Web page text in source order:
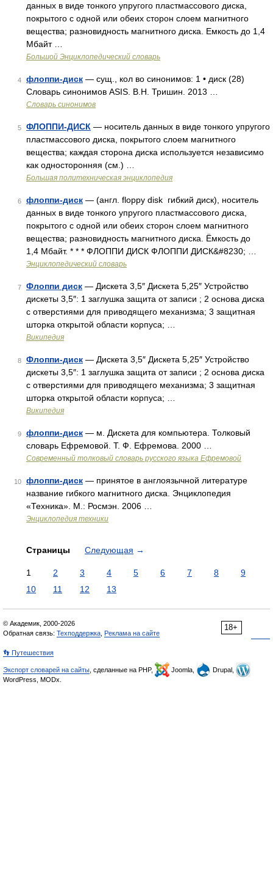
данных в виде тонкого упругого пластмассового диска,
покрытого с одной или обеих сторон слоем магнитного
вещества; разновидность магнитного диска. Емкость до 1,4
Мбайт …
Большой Энциклопедический словарь
4 флоппи-диск — сущ., кол во синонимов: 1 • диск (28)
Словарь синонимов ASIS. В.Н. Тришин. 2013 …
Словарь синонимов
5 ФЛОППИ-ДИСК — носитель данных в виде тонкого упругого
пластмассового диска, покрытого слоем магнитного
вещества; каждая сторона диска используется независимо
как односторонняя (см.) …
Большая политехническая энциклопедия
6 флоппи-диск — (англ. floppy disk гибкий диск), носитель
данных в виде тонкого упругого пластмассового диска,
покрытого с одной или обеих сторон слоем магнитного
вещества; разновидность магнитного диска. Ёмкость до
1,4 Мбайт. * * * ФЛОППИ ДИСК ФЛОППИ ДИСК&#8230; …
Энциклопедический словарь
7 Флоппи диск — Дискета 3,5″ Дискета 5,25″ Устройство
дискеты 3,5″: 1 заглушка защита от записи ; 2 основа диска
с отверстиями для приводящего механизма; 3 защитная
шторка открытой области корпуса; …
Википедия
8 Флоппи-диск — Дискета 3,5″ Дискета 5,25″ Устройство
дискеты 3,5″: 1 заглушка защита от записи ; 2 основа диска
с отверстиями для приводящего механизма; 3 защитная
шторка открытой области корпуса; …
Википедия
9 флоппи-диск — м. Дискета для компьютера. Толковый
словарь Ефремовой. Т. Ф. Ефремова. 2000 …
Современный толковый словарь русского языка Ефремовой
10 флоппи-диск — принятое в англоязычной литературе
название гибкого магнитного диска. Энциклопедия
«Техника». М.: Росмэн. 2006 …
Энциклопедия техники
Страницы Следующая →
1 2 3 4 5 6 7 8
9
10
11 12 13
18+
© Академик, 2000-2026
Обратная связь: Техподдержка Реклама на сайте
👣 Путешествия
Экспорт словарей на сайты , сделанные на PHP, Joomla,
Drupal,
WordPress, MODx.